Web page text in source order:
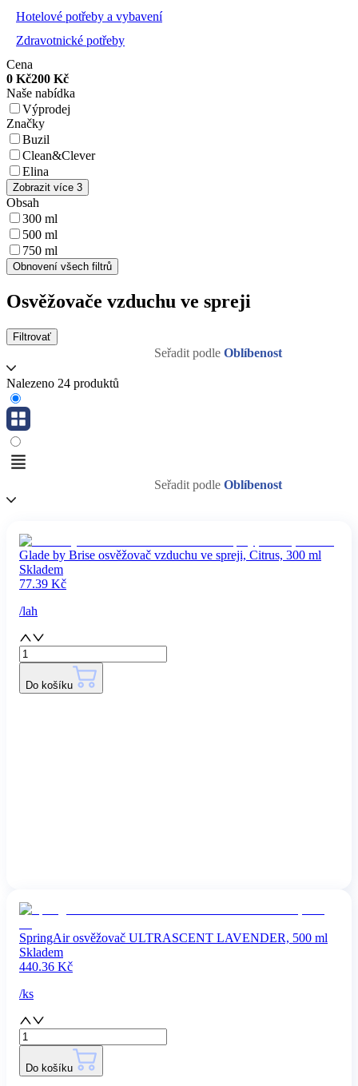
Hotelové potřeby a vybavení
Zdravotnické potřeby
Cena
0 Kč200 Kč
Naše nabídka
Výprodej
Značky
Buzil
Clean&Clever
Elina
Zobrazit více 3
Obsah
300 ml
500 ml
750 ml
Obnovení všech filtrů
Osvěžovače vzduchu ve spreji
Filtrovať
Seřadit podle Oblíbenost
Nalezeno 24 produktů
Seřadit podle Oblíbenost
Glade by Brise osvěžovač vzduchu ve spreji, Citrus, 300 ml
Skladem
77.39 Kč
/lah
Do košíku
SpringAir osvěžovač ULTRASCENT LAVENDER, 500 ml
Skladem
440.36 Kč
/ks
Do košíku